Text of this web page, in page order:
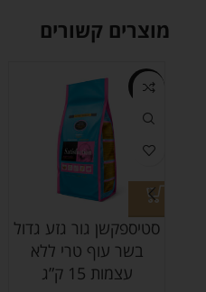
מוצרים קשורים
-3%
סטיספקשן גור גזע גדול
בשר עוף טרי ללא
עצמות 15 ק”ג